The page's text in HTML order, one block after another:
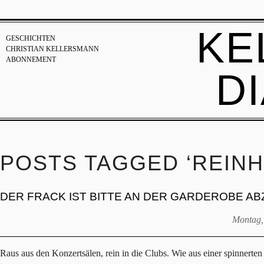
GESCHICHTEN
CHRISTIAN KELLERSMANN
ABONNEMENT
POSTS TAGGED
DER FRACK IST BITTE AN DER GARDEROBE
Raus aus den Konzertsälen, rein in die Clubs. Wie aus einer